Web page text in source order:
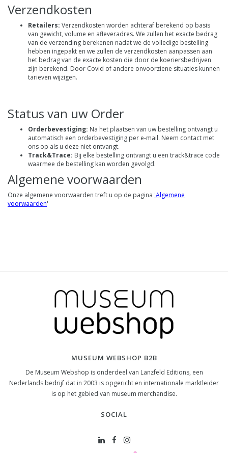
Verzendkosten
Retailers: Verzendkosten worden achteraf berekend op basis
van gewicht, volume en afleveradres. We zullen het exacte bedrag
van de verzending berekenen nadat we de volledige bestelling
hebben ingepakt en we zullen de verzendkosten aanpassen aan
het bedrag van de exacte kosten die door de koeriersbedrijven
zijn berekend. Door Covid of andere onvoorziene situaties kunnen
tarieven wijzigen.
Status van uw Order
Orderbevestiging: Na het plaatsen van uw bestelling ontvangt u
automatisch een orderbevestiging per e-mail. Neem contact met
ons op als u deze niet ontvangt.
Track&Trace: Bij elke bestelling ontvangt u een track&trace code
waarmee de bestelling kan worden gevolgd.
Algemene voorwaarden
Onze algemene voorwaarden treft u op de pagina 'Algemene
voorwaarden'
MUSEUM WEBSHOP B2B
De Museum Webshop is onderdeel van Lanzfeld Editions, een
Nederlands bedrijf dat in 2003 is opgericht en internationale marktleider
is op het gebied van museum merchandise.
SOCIAL